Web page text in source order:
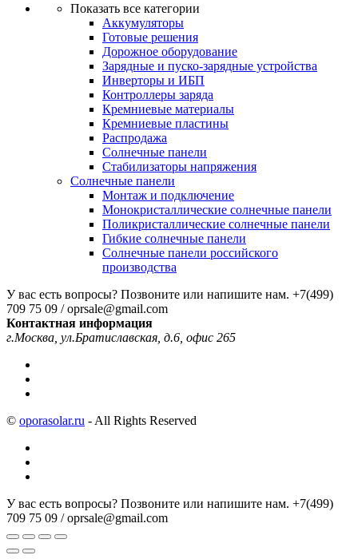
Показать все категории
Аккумуляторы
Готовые решения
Дорожное оборудование
Зарядные и пуско-зарядные устройства
Инверторы и ИБП
Контроллеры заряда
Кремниевые материалы
Кремниевые пластины
Распродажа
Солнечные панели
Стабилизаторы напряжения
Солнечные панели
Монтаж и подключение
Монокристаллические солнечные панели
Поликристаллические солнечные панели
Гибкие солнечные панели
Солнечные панели российского
производства
У вас есть вопросы? Позвоните или напишите нам. +7(499)
709 75 09 / oprsale@gmail.com
Контактная информация
г.Москва, ул.Братиславская, д.6, офис 265
© oporasolar.ru - All Rights Reserved
У вас есть вопросы? Позвоните или напишите нам. +7(499)
709 75 09 / oprsale@gmail.com